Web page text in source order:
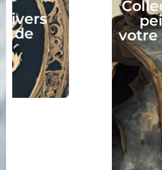
Collectionnez,
peignez,
votre nouveau
attend